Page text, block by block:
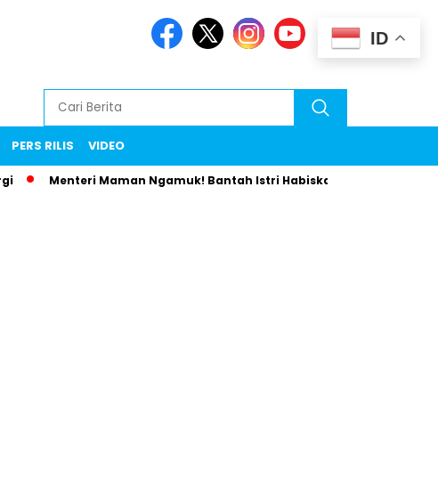
PERS RILIS VIDEO
Menteri Maman Ngamuk! Bantah Istri Habiskan Uang Negara
ID